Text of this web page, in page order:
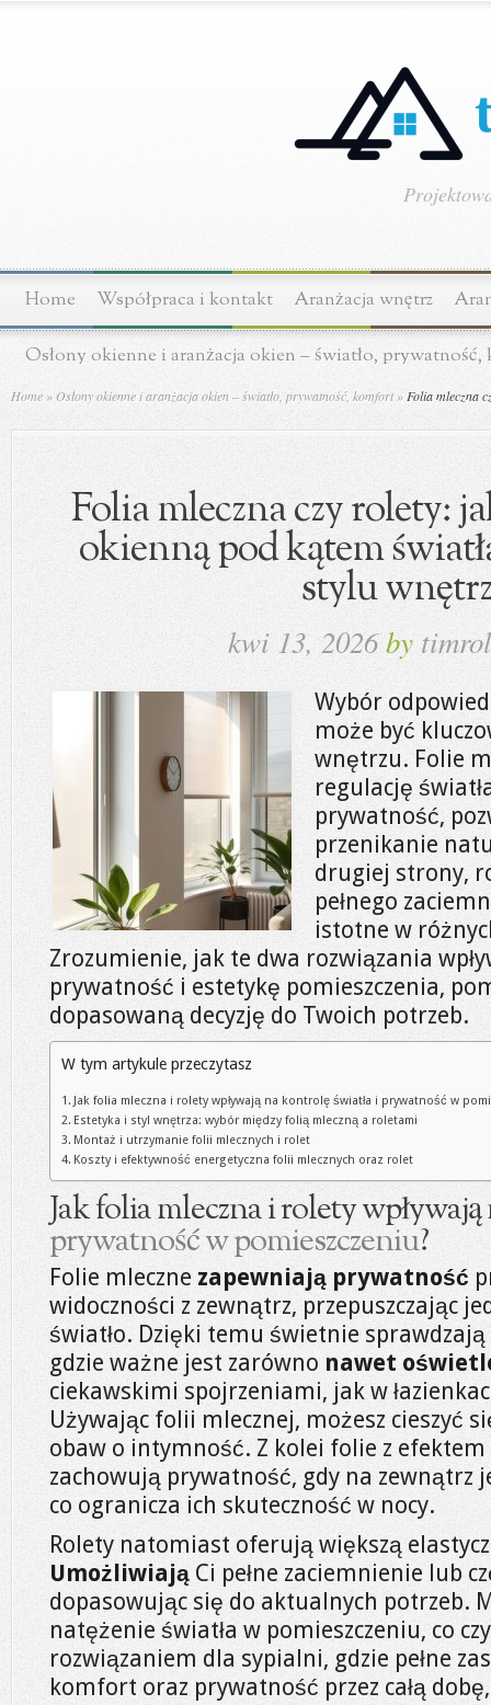
Home Współpraca i kontakt Aranżacja wnętrz
Osłony okienne i aranżacja okien – światło,
Home » Osłony okienne i aranżacja okien – światło, prywatność, komfort » Folia mleczna
Folia mleczna czy rolety:
okienną pod kątem
stylu
kwi 13, 2026by
Wybór
może być
wnętrzu. Folie
regulację
prywatność,
przenikanie
drugiej strony,
pełnego
istotne w
Zrozumienie, jak te dwa rozwiązania
prywatność i estetykę pomieszczenia,
dopasowaną decyzję do Twoich potrzeb.
W tym artykule przeczytasz
Jak folia mleczna i rolety wpływają na kontrolę światła i prywatność w
Estetyka i styl wnętrza: wybór między folią mleczną a roletami
Montaż i utrzymanie folii mlecznych i rolet
Koszty i efektywność energetyczna folii mlecznych oraz rolet
Jak folia mleczna i rolety
prywatność w pomieszczeniu?
Folie mleczne zapewniają prywatność
widoczności z zewnątrz, przepuszczając
światło. Dzięki temu świetnie
gdzie ważne jest zarówno nawet
ciekawskimi spojrzeniami, jak w
Używając folii mlecznej, możesz cieszyć
obaw o intymność. Z kolei folie z
zachowują prywatność, gdy na zewnątrz
co ogranicza ich skuteczność w nocy.
Rolety natomiast oferują większą
Umożliwiają Ci pełne zaciemnienie lub
dopasowując się do aktualnych potrzeb.
natężenie światła w pomieszczeniu, co
rozwiązaniem dla sypialni, gdzie pełne
komfort oraz prywatność przez całą